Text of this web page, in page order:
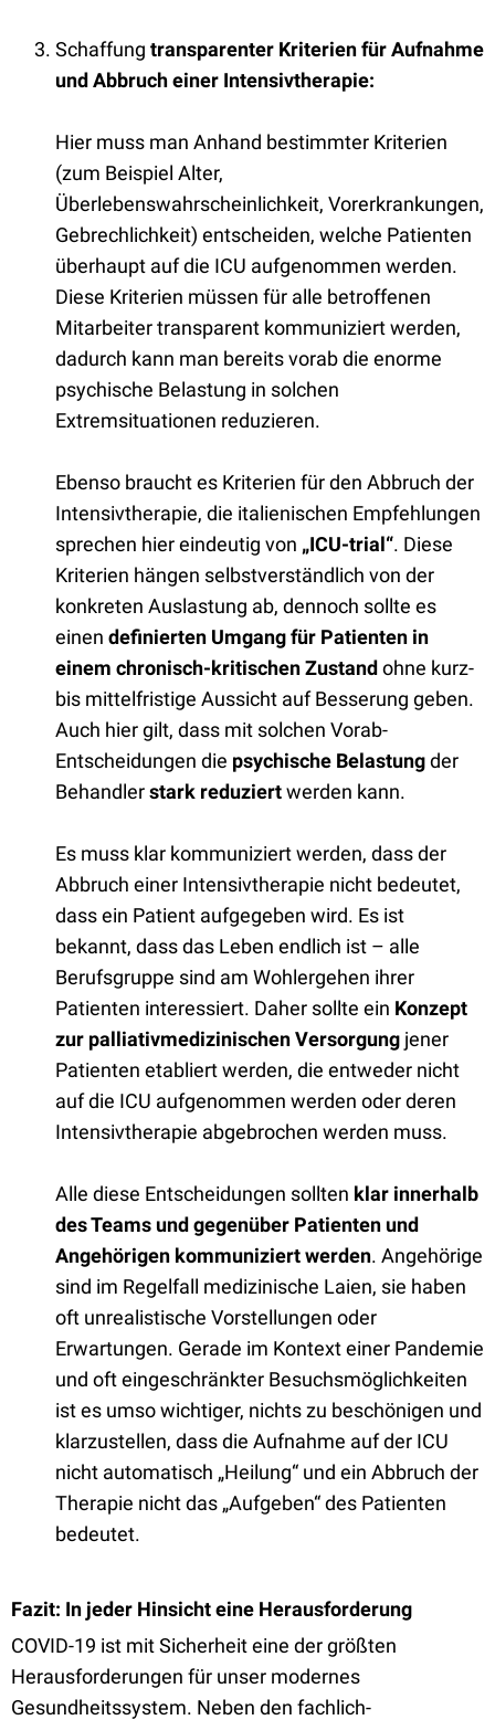
Schaffung transparenter Kriterien für Aufnahme
und Abbruch einer Intensivtherapie:
Hier muss man Anhand bestimmter Kriterien
(zum Beispiel Alter,
Überlebenswahrscheinlichkeit, Vorerkrankungen,
Gebrechlichkeit) entscheiden, welche Patienten
überhaupt auf die ICU aufgenommen werden.
Diese Kriterien müssen für alle betroffenen
Mitarbeiter transparent kommuniziert werden,
dadurch kann man bereits vorab die enorme
psychische Belastung in solchen
Extremsituationen reduzieren.
Ebenso braucht es Kriterien für den Abbruch der
Intensivtherapie, die italienischen Empfehlungen
sprechen hier eindeutig von „ICU-trial“. Diese
Kriterien hängen selbstverständlich von der
konkreten Auslastung ab, dennoch sollte es
einen definierten Umgang für Patienten in
einem chronisch-kritischen Zustand ohne kurz-
bis mittelfristige Aussicht auf Besserung geben.
Auch hier gilt, dass mit solchen Vorab-
Entscheidungen die psychische Belastungder
Behandlerstark reduziertwerden kann.
Es muss klar kommuniziert werden, dass der
Abbruch einer Intensivtherapie nicht bedeutet,
dass ein Patient aufgegeben wird. Es ist
bekannt, dass das Leben endlich ist – alle
Berufsgruppe sind am Wohlergehen ihrer
Patienten interessiert. Daher sollte ein Konzept
zur palliativmedizinischen Versorgung jener
Patienten etabliert werden, die entweder nicht
auf die ICU aufgenommen werden oder deren
Intensivtherapie abgebrochen werden muss.
Alle diese Entscheidungen sollten klar innerhalb
des Teams und gegenüber Patienten und
Angehörigen kommuniziert werden. Angehörige
sind im Regelfall medizinische Laien, sie haben
oft unrealistische Vorstellungen oder
Erwartungen. Gerade im Kontext einer Pandemie
und oft eingeschränkter Besuchsmöglichkeiten
ist es umso wichtiger, nichts zu beschönigen und
klarzustellen, dass die Aufnahme auf der ICU
nicht automatisch „Heilung“ und ein Abbruch der
Therapie nicht das „Aufgeben“ des Patienten
bedeutet.
Fazit: In jeder Hinsicht eine Herausforderung
COVID-19 ist mit Sicherheit eine der größten
Herausforderungen für unser modernes
Gesundheitssystem. Neben den fachlich-